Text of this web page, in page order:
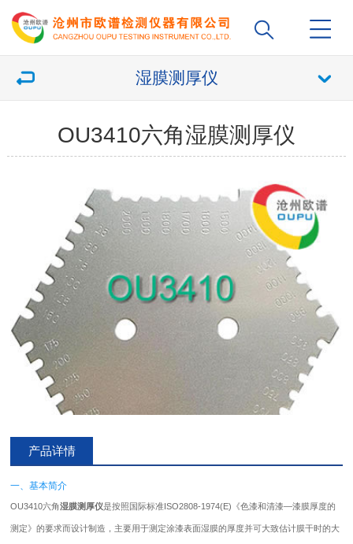
湿膜测厚仪
OU3410六角湿膜测厚仪
产品详情
一、基本简介
OU3410六角湿膜测厚仪是按照国际标准ISO2808-1974(E)《色漆和清漆—漆膜厚度的
测定》的要求而设计制造，主要用于测定涂漆表面湿膜的厚度并可大致估计膜干时的大